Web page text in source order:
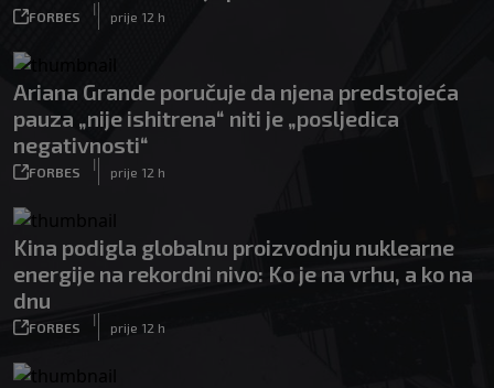
FORBES
|
prije 12 h
Ariana Grande poručuje da njena predstojeća
pauza „nije ishitrena“ niti je „posljedica
negativnosti“
FORBES
|
prije 12 h
Kina podigla globalnu proizvodnju nuklearne
energije na rekordni nivo: Ko je na vrhu, a ko na
dnu
FORBES
|
prije 12 h